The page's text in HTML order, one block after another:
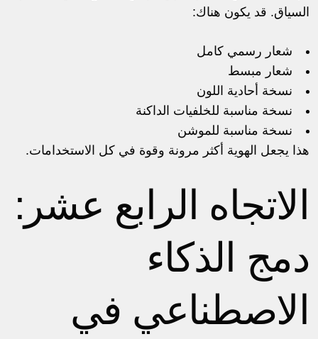
السياق. قد يكون هناك:
شعار رسمي كامل
شعار مبسط
نسخة أحادية اللون
نسخة مناسبة للخلفيات الداكنة
نسخة مناسبة للموشن
هذا يجعل الهوية أكثر مرونة وقوة في كل الاستخدامات.
الاتجاه الرابع عشر:
دمج الذكاء
الاصطناعي في